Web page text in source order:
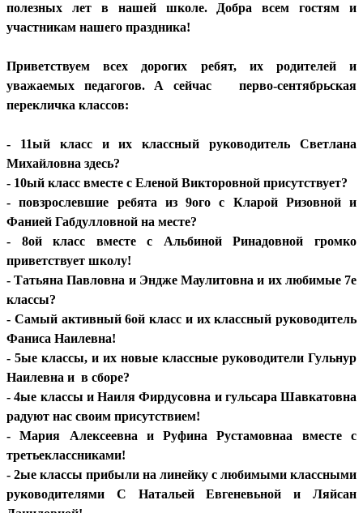
полезных лет в нашей школе. Добра всем гостям и
участникам нашего праздника!
Приветствуем всех дорогих ребят, их родителей и
уважаемых педагогов. А сейчас перво-сентябрьская
перекличка классов:
- 11ый класс и их классный руководитель Светлана
Михайловна здесь?
- 10ый класс вместе с Еленой Викторовной присутствует?
- повзрослевшие ребята из 9ого с Кларой Ризовной и
Фанией Габдулловной на месте?
- 8ой класс вместе с Альбиной Ринадовной громко
приветствует школу!
- Татьяна Павловна и Эндже Маулитовна и их любимые 7е
классы?
- Самый активный 6ой класс и их классный руководитель
Фаниса Наилевна!
- 5ые классы, и их новые классные руководители Гульнур
Наилевна и в сборе?
- 4ые классы и Наиля Фирдусовна и гульсара Шавкатовна
радуют нас своим присутствием!
- Мария Алексеевна и Руфина Рустамовнаа вместе с
третьеклассниками!
- 2ые классы прибыли на линейку с любимыми классными
руководителями С Натальей Евгеневьной и Ляйсан